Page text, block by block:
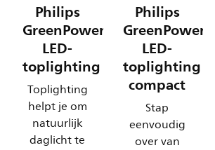
Philips
GreenPower
LED-
toplighting
Toplighting
helpt je om
natuurlijk
daglicht te
Philips
GreenPower
LED-
toplighting
compact
Stap
eenvoudig
over van